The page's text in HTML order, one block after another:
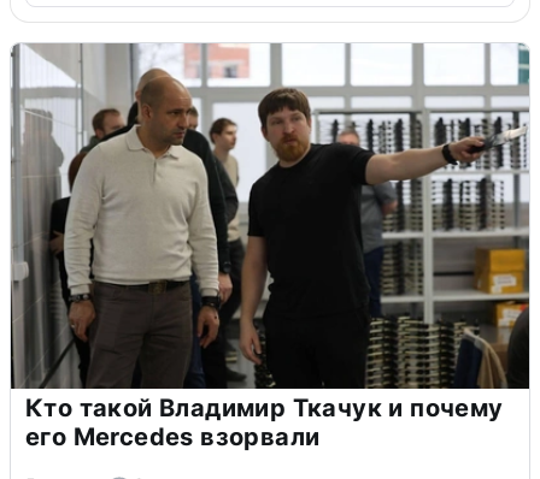
Кто такой Владимир Ткачук и почему
его Mercedes взорвали